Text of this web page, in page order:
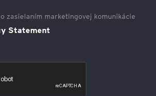
zasielaním marketingovej komunikácie
Statement